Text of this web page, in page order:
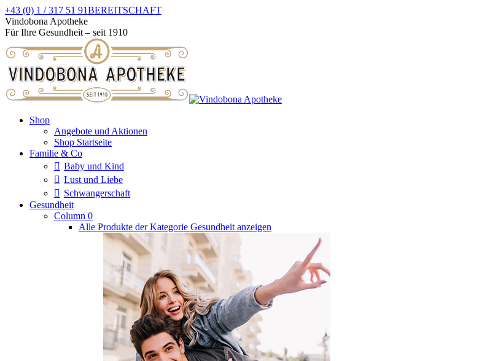
Zum
Inhalt
springen
+43 (0) 1 / 317 51 91BEREITSCHAFT
Facebook
page
in
new
window
Instagram
page
in
new
window
Vindobona Apotheke
Für Ihre Gesundheit – seit 1910
Shop
Angebote und Aktionen
Shop Startseite
Familie & Co
Baby und Kind
Lust und Liebe
Schwangerschaft
Gesundheit
Column 0
Alle Produkte der Kategorie Gesundheit anzeigen